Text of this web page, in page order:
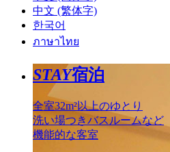
中文 (繁体字)
한국어
ภาษาไทย
STAY宿泊
全室32m²以上のゆとり
洗い場つきバスルームなど
機能的な客室